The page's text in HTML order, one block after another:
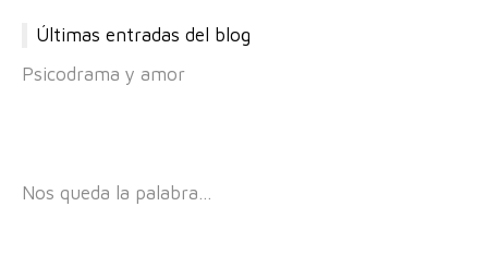
Últimas entradas del blog
Psicodrama y amor
Nos queda la palabra…